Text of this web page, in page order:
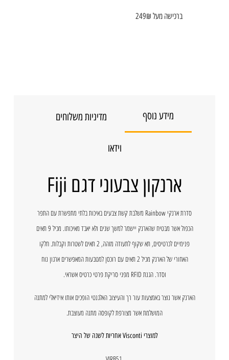
ברכישה מעל 249₪
מידע נוסף מדיניות משלוחים
וידאו
ארנקון צבעוני דגם Fiji
סדרת ארנקי Rainbow משלבת קשת צבעים באיכות בלתי מתפשרת עם התפר
הכפול אשר מבטיח שהארנק יישמר למשך שנים ולא יאבד מאיכותו. מכיל 9 תאים
פנימיים לכרטיסים, תא שקוף לתעודה מזהה, 2 תאים לשטרות וקבלות. חלקו
האחורי של הארנק מכיל 2 תאים עם רוכסן למטבעות המאפשרים ארגון נוח
וסדר. הגנת RFID מפני סריקת פרטי כרטיס אשראי.
הארנק אשר נוצר באמצעות עור רך והעיצוב האלגנטי הופכים אותו אידיאלי למתנה
המושלמת אשר מצורפת לקופסה מתנה מעוצבת.
למוצרי Visconti אחריות לשנה של היצר